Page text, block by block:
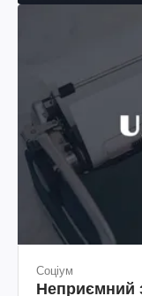
Соціум
Неприємний